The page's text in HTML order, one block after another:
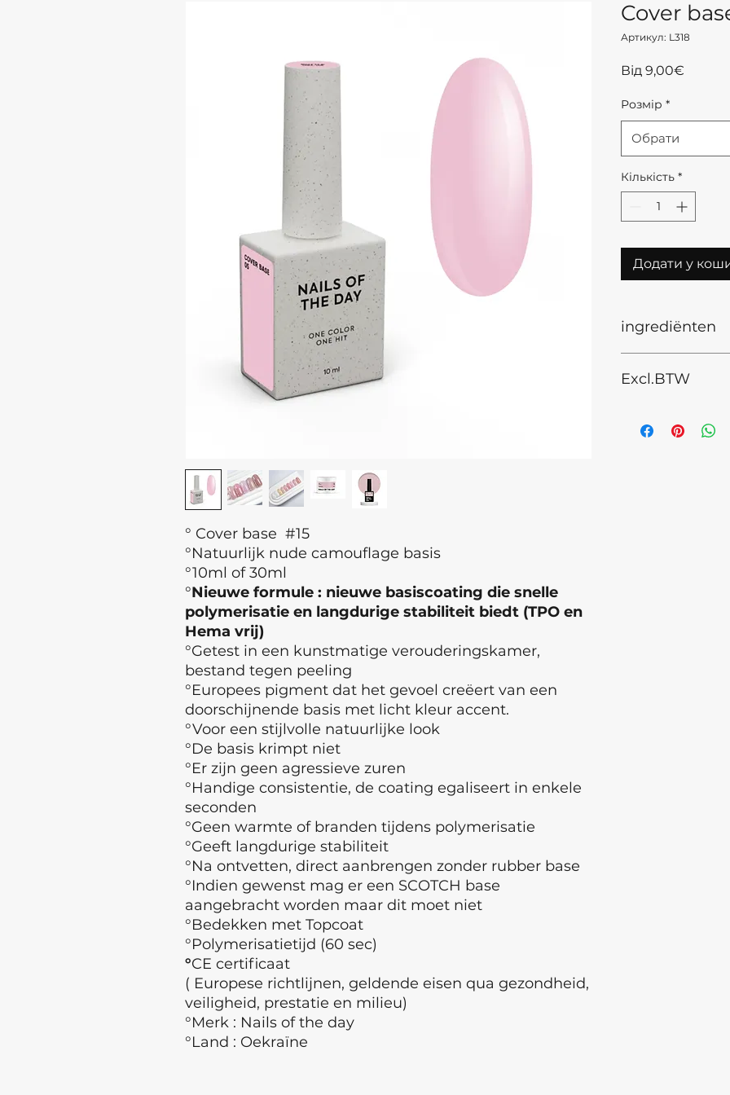
° Cover base #15
°Natuurlijk nude camouflage basis
°10ml of 30ml
°Nieuwe formule : nieuwe basiscoating die snelle
polymerisatie en langdurige stabiliteit biedt (TPO en
Hema vrij)
°Getest in een kunstmatige verouderingskamer,
bestand tegen peeling
°Europees pigment dat het gevoel creëert van een
doorschijnende basis met licht kleur accent.
°Voor een stijlvolle natuurlijke look
°De basis krimpt niet
°Er zijn geen agressieve zuren
°Handige consistentie, de coating egaliseert in enkele
seconden
°Geen warmte of branden tijdens polymerisatie
°Geeft langdurige stabiliteit
°Na ontvetten, direct aanbrengen zonder rubber base
°Indien gewenst mag er een SCOTCH base
aangebracht worden maar dit moet niet
°Bedekken met Topcoat
°Polymerisatietijd (60 sec)
°CE certificaat
( Europese richtlijnen, geldende eisen qua gezondheid,
veiligheid, prestatie en milieu)
°Merk : Nails of the day
°Land : Oekraïne
Cover
Артикул: L318
Від 9,00€
Розмір *
Обрати
Кількість *
Додати у
ingrediënten
Dimeticone,
cause an allergic
Excl.BTW